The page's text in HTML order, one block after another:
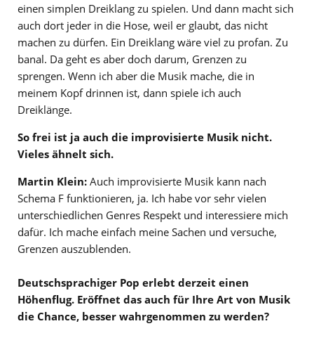
einen simplen Dreiklang zu spielen. Und dann macht sich
auch dort jeder in die Hose, weil er glaubt, das nicht
machen zu dürfen. Ein Dreiklang wäre viel zu profan. Zu
banal. Da geht es aber doch darum, Grenzen zu
sprengen. Wenn ich aber die Musik mache, die in
meinem Kopf drinnen ist, dann spiele ich auch
Dreiklänge.
So frei ist ja auch die improvisierte Musik nicht.
Vieles ähnelt sich.
Martin Klein: Auch improvisierte Musik kann nach
Schema F funktionieren, ja. Ich habe vor sehr vielen
unterschiedlichen Genres Respekt und interessiere mich
dafür. Ich mache einfach meine Sachen und versuche,
Grenzen auszublenden.
Deutschsprachiger Pop erlebt derzeit einen
Höhenflug. Eröffnet das auch für Ihre Art von Musik
die Chance, besser wahrgenommen zu werden?